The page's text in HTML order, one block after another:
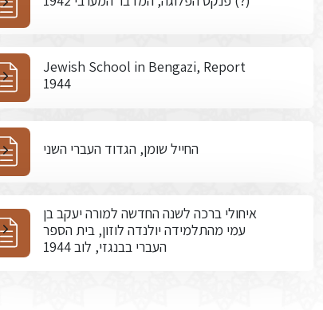
Jewish School in Bengazi, Report
1944
החייל שומן, הגדוד העברי השני
איחולי ברכה לשנה החדשה למורה יעקב בן
עמי מהתלמידה יולנדה לוזון, בית הספר
העברי בבנגזי, לוב 1944